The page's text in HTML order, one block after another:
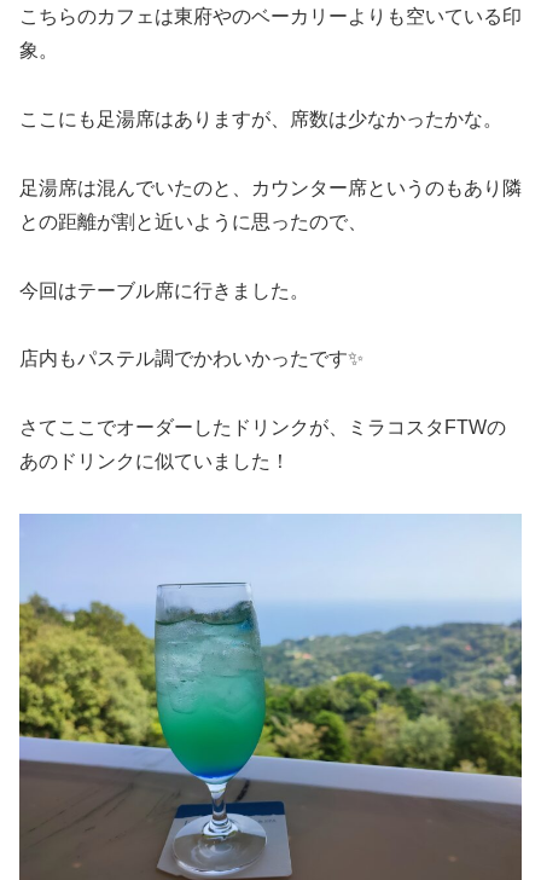
こちらのカフェは東府やのベーカリーよりも空いている印
象。
ここにも足湯席はありますが、席数は少なかったかな。
足湯席は混んでいたのと、カウンター席というのもあり隣
との距離が割と近いように思ったので、
今回はテーブル席に行きました。
店内もパステル調でかわいかったです✨
さてここでオーダーしたドリンクが、ミラコスタFTWの
あのドリンクに似ていました！